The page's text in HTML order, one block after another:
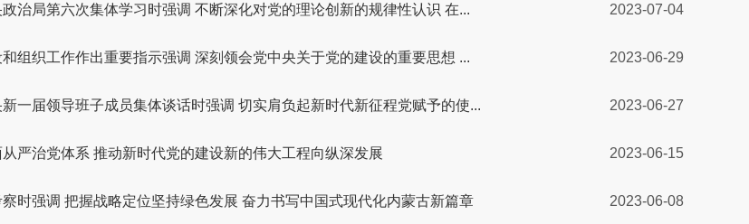
2023-07-04
治局第六次集体学习时强调 不断深化对党的理论创新的规律性认识 在...
2023-06-29
组织工作作出重要指示强调 深刻领会党中央关于党的建设的重要思想 ...
2023-06-27
一届领导班子成员集体谈话时强调 切实肩负起新时代新征程党赋予的使...
2023-06-15
严治党体系 推动新时代党的建设新的伟大工程向纵深发展
2023-06-08
时强调 把握战略定位坚持绿色发展 奋力书写中国式现代化内蒙古新篇章